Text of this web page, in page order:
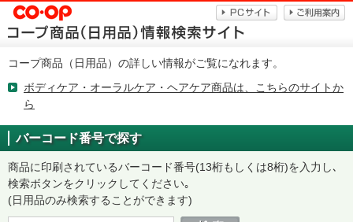
コープ商品（日用品）の詳しい情報がご覧になれます。
ボディケア・オーラルケア・ヘアケア商品は、こちらのサイトか
ら
バーコード番号で探す
商品に印刷されているバーコード番号(13桁もしくは8桁)を入力し､
検索ボタンをクリックしてください｡
(日用品のみ検索することができます)